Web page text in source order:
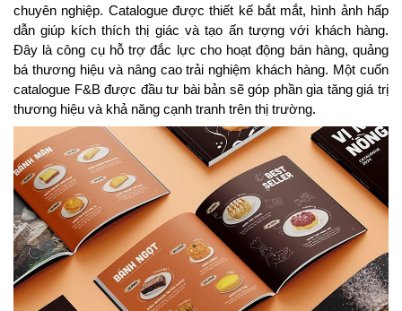
chuyên nghiệp. Catalogue được thiết kế bắt mắt, hình ảnh hấp
dẫn giúp kích thích thị giác và tạo ấn tượng với khách hàng.
Đây là công cụ hỗ trợ đắc lực cho hoạt động bán hàng, quảng
bá thương hiệu và nâng cao trải nghiệm khách hàng. Một cuốn
catalogue F&B được đầu tư bài bản sẽ góp phần gia tăng giá trị
thương hiệu và khả năng cạnh tranh trên thị trường.